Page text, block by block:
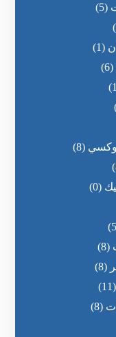
(5)
(1)
(6)
(8)
(0)
(8)
(8)
(11)
(8)